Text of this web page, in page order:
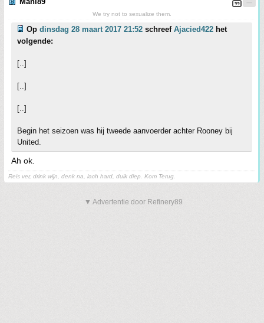
We try not to sexualize them.
Op dinsdag 28 maart 2017 21:52 schreef Ajacied422 het
volgende:
[..]
[..]
[..]
Begin het seizoen was hij tweede aanvoerder achter Rooney bij
United.
Ah ok.
Reis ver, drink wijn, denk na, lach hard, duik diep. Kom Terug.
▼ Advertentie door Refinery89